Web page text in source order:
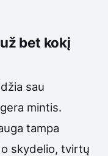
bet kokį
sau
mintis.
tampa
skydelio, tvirtų